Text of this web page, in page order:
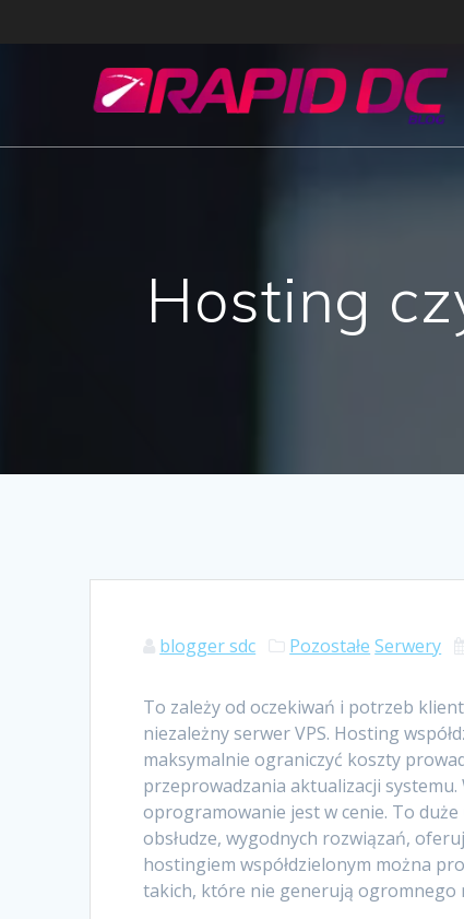
Hosting
blogger sdc Pozostałe Serwery
To zależy od oczekiwań i potrzeb
niezależny serwer VPS. Hosting
maksymalnie ograniczyć koszty
przeprowadzania aktualizacji
oprogramowanie jest w cenie. To
obsłudze, wygodnych rozwiązań,
hostingiem współdzielonym można
takich, które nie generują ogromnego